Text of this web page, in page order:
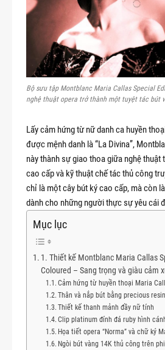
Bộ sưu tập Montblanc Maria Callas Special
nghệ thuật opera trở thành một tuyệt tác bút
Lấy cảm hứng từ nữ danh ca huyền
được mệnh danh là “La Divina”,
này thành sự giao thoa giữa nghệ thuật
cao cấp và kỹ thuật chế tác thủ công
chỉ là một cây bút ký cao cấp, mà còn
dành cho những người thực sự yêu cái
Mục lục
1. Thiết kế Montblanc Maria Callas
Coloured – Sang trọng và giàu cảm
Cảm hứng từ huyền thoại Maria
Thân và nắp bút bằng precious
Thiết kế thanh mảnh đầy nữ tính
Clip platinum đính đá ruby hình
Họa tiết opera “Norma” và chữ ký
Ngòi bút vàng 14K thủ công trên